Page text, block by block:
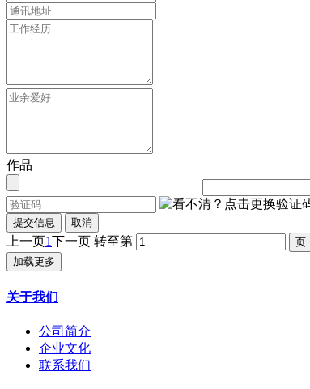
作品
提交信息 取消
上一页1下一页 转至第
加载更多
关于我们
公司简介
企业文化
联系我们